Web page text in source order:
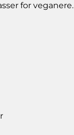
for veganere.